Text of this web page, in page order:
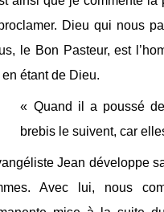
Dieu qui nous
le Bon Pasteur, est
en étant de Dieu.
« Quand il a poussé
brebis le suivent, car
Jean développe
Avec lui, nous